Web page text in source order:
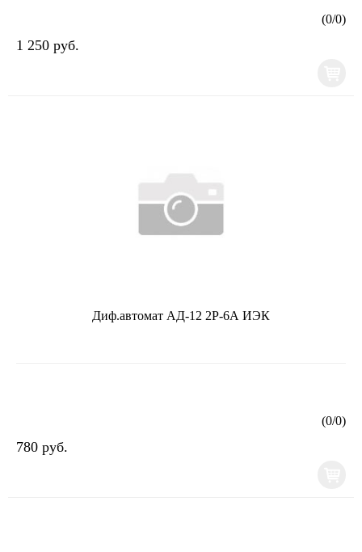
(0/0)
1 250 руб.
Диф.автомат АД-12 2Р-6А ИЭК
(0/0)
780 руб.